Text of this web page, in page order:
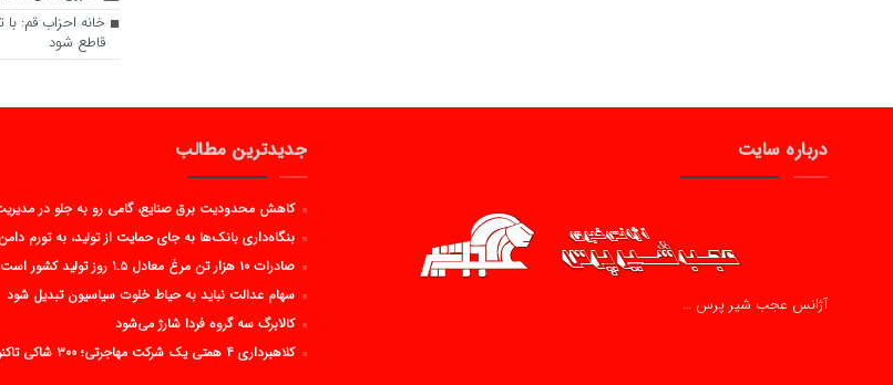
خانه احزاب قم: با
قاطع شود
درباره سایت
آژانس عجب شیر پرس …
جدیدترین مطالب
کاهش محدودیت برق صنایع، گامی رو به جلو در
بنگاه‌داری بانک‌ها به جای حمایت از تولید، به تورم
صادرات ۱۰ هزار تن مرغ معادل ۱.۵ روز تولید کشور است
سهام عدالت نباید به حیاط خلوت سیاسیون تبدیل شود
کالابرگ سه گروه فردا شارژ می‌شود
کلاهبرداری ۴ همتی یک شرکت مهاجرتی؛ ۳۰۰ شاکی تاکنون